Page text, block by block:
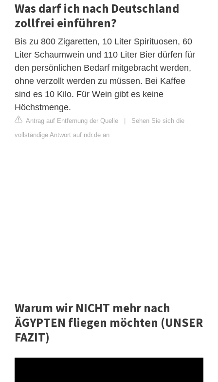
Was darf ich nach Deutschland
zollfrei einführen?
Bis zu 800 Zigaretten, 10 Liter Spirituosen, 60
Liter Schaumwein und 110 Liter Bier dürfen für
den persönlichen Bedarf mitgebracht werden,
ohne verzollt werden zu müssen. Bei Kaffee
sind es 10 Kilo. Für Wein gibt es keine
Höchstmenge.
Antrag auf Entfernung der Quelle
Sehen Sie sich die
vollständige Antwort auf ndr.de an
Warum wir NICHT mehr nach
ÄGYPTEN fliegen möchten (UNSER
FAZIT)